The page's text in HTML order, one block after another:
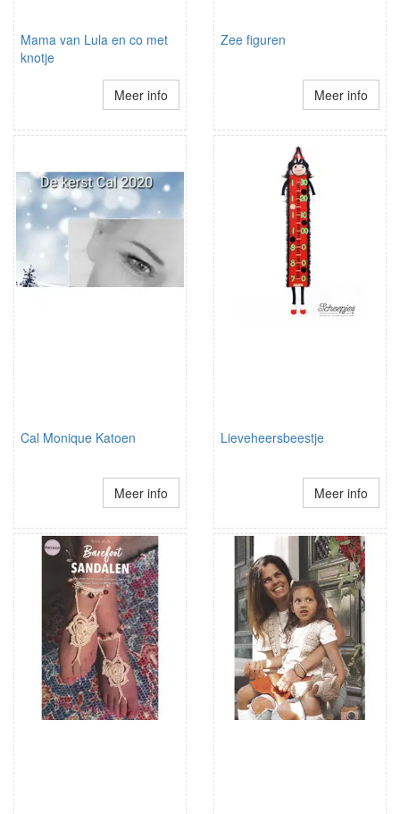
Mama van Lula en co met
knotje
Meer info
Zee figuren
Meer info
Cal Monique Katoen
Meer info
Lieveheersbeestje
Meer info